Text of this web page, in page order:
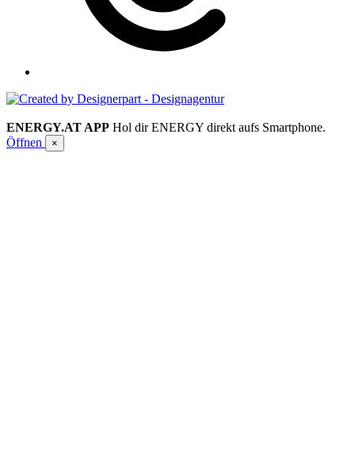
ENERGY.AT APP Hol dir ENERGY direkt aufs Smartphone.
Öffnen
×